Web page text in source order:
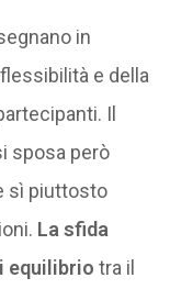
in
e della
Il
sposa però
sì piuttosto
La sfida
equilibrio tra il